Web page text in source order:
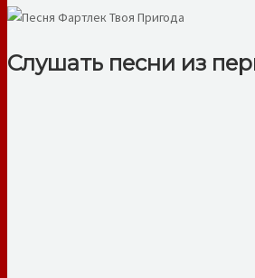
Слушать песни из